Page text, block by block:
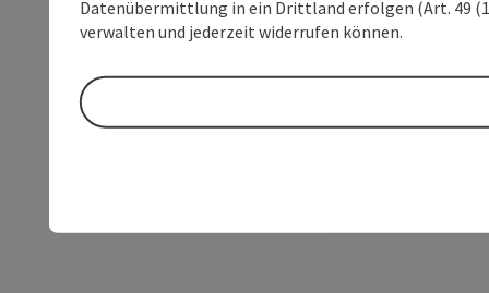
Datenübermittlung in ein Drittland erfolgen (Art. 49
verwalten und jederzeit widerrufen können.